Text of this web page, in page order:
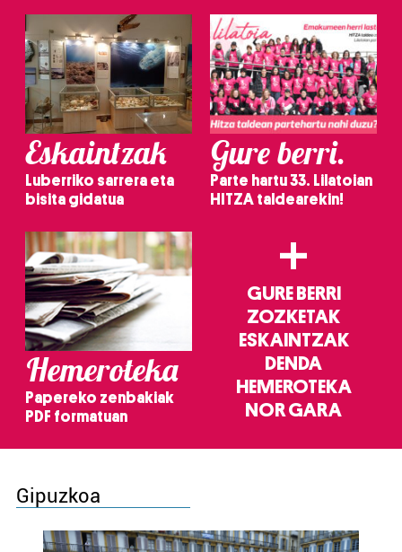
Eskaintzak
Luberriko sarrera eta
bisita gidatua
Gure berri.
Parte hartu 33. Lilatoian
HITZA taldearekin!
Hemeroteka
Papereko zenbakiak
PDF formatuan
+
GURE BERRI
ZOZKETAK
ESKAINTZAK
DENDA
HEMEROTEKA
NOR GARA
Gipuzkoa